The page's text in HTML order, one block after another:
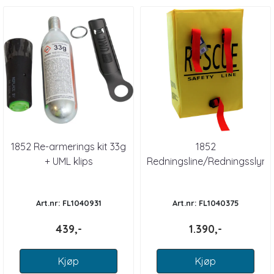
1852 Re-armerings kit 33g
+ UML klips
Art.nr: FL1040931
439,-
Kjøp
1852
Redningsline/
Art.nr: FL1040375
1.390,-
Kjøp